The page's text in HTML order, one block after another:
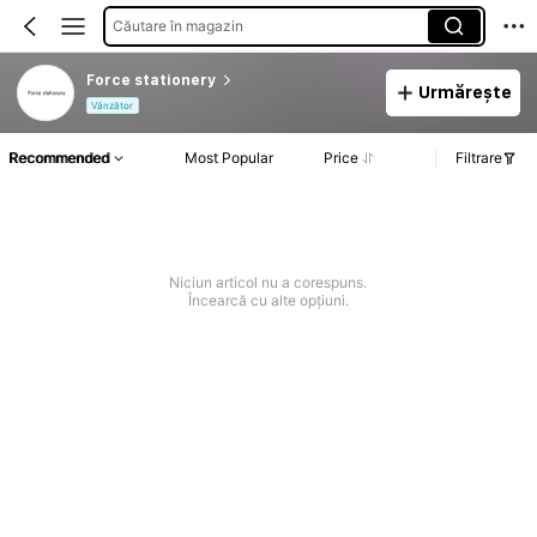
Căutare în magazin
Force stationery
Vânzător
Urmărește
Recommended Most Popular Price Filtrare
Niciun articol nu a corespuns.
Încearcă cu alte opțiuni.